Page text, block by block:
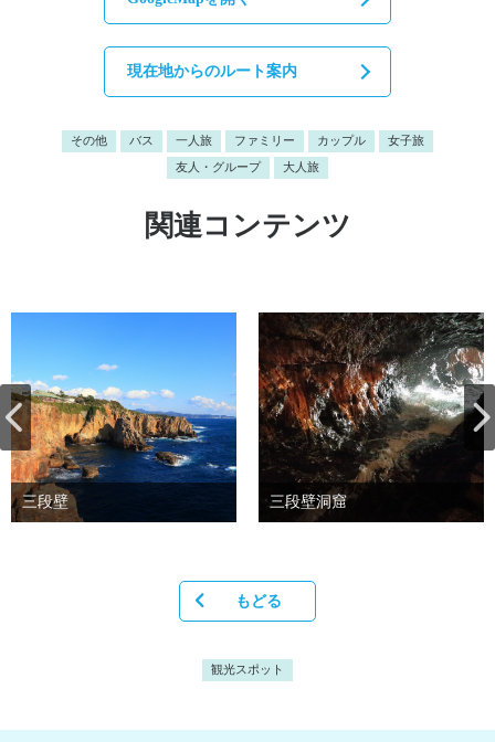
現在地からのルート案内
その他 バス 一人旅 ファミリー カップル 女子旅
友人・グループ 大人旅
関連コンテンツ
三段壁 三段壁洞窟
もどる
観光スポット